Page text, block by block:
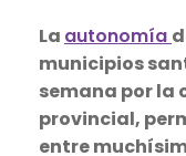
La autonomía
municipios
semana por la
provincial,
entre